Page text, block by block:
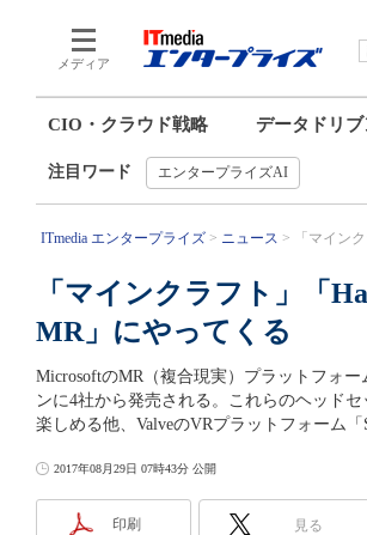
メディア
CIO・クラウド戦略 データドリ
注目ワード エンタープライズAI
ITmedia エンタープライズ ニュース 「マイン
「マインクラフト」「
MR」にやってくる
MicrosoftのMR（複合現実）プラットフォ
ンに4社から発売される。これらのヘッド
楽しめる他、ValveのVRプラットフォーム
2017年08月29日 07時43分 公開
印刷 見る